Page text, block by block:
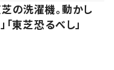
の洗濯機。動かし
東芝恐るべし」